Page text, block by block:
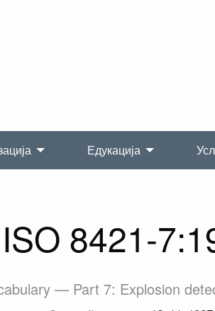
Едукација
ISO 8421-
— Part 7: Explosion